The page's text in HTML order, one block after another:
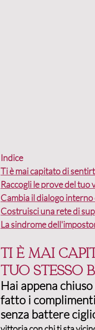
Indice
Ti è mai capitato di
Raccogli le prove del tuo
Cambia il dialogo interno
Costruisci una rete di
La sindrome
Ti è mai
tuo stesso
Hai appena
fatto i
senza battere